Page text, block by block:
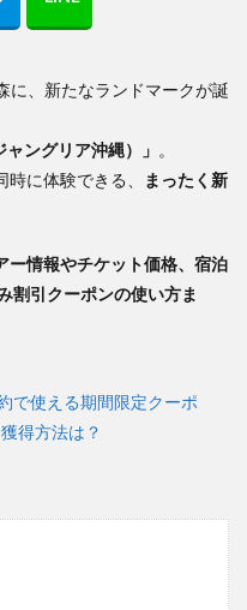
に、新たなランドマークが誕
ングリア沖縄）」 。
に体験できる、
まったく新
ー情報やチケット価格、宿泊
割引クーポンの使い方ま
で使える期間限定クーポ
得方法は？